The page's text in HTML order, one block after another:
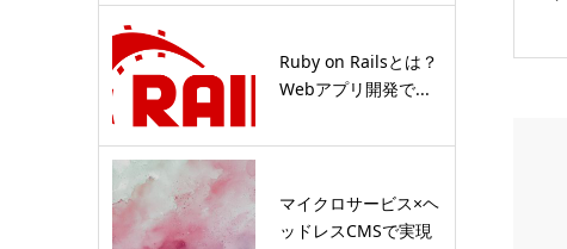
Ruby on Railsとは？
Webアプリ開発で...
マイクロサービス×ヘ
ッドレスCMSで実現